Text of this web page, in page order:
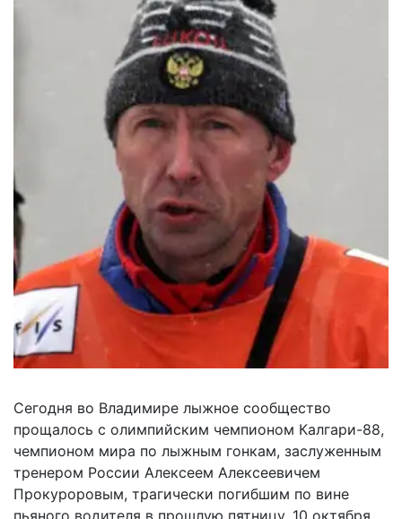
Сегодня во Владимире лыжное сообщество
прощалось с олимпийским чемпионом Калгари-88,
чемпионом мира по лыжным гонкам, заслуженным
тренером России Алексеем Алексеевичем
Прокуроровым, трагически погибшим по вине
пьяного водителя в прошлую пятницу, 10 октября.